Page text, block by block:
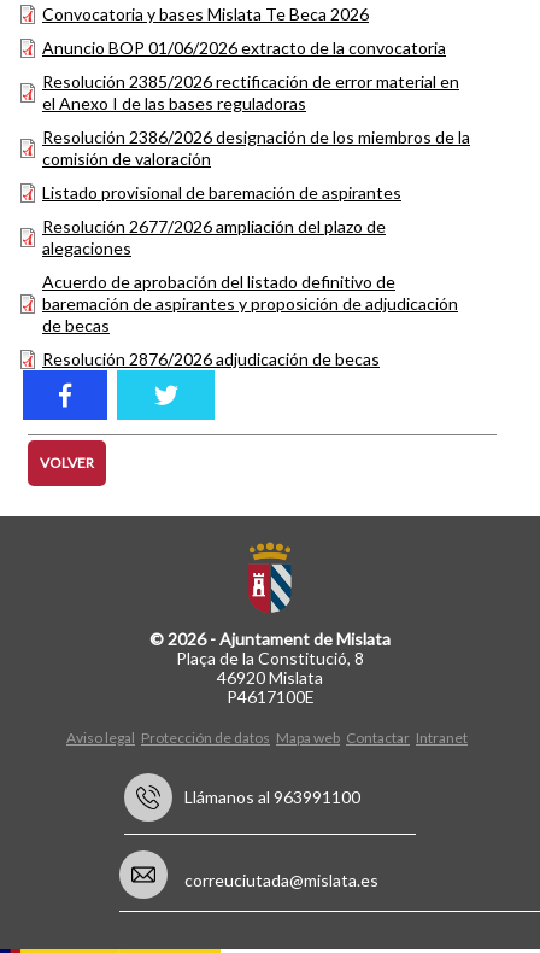
Convocatoria y bases Mislata Te Beca 2026
Anuncio BOP 01/06/2026 extracto de la convocatoria
Resolución 2385/2026 rectificación de error material en
el Anexo I de las bases reguladoras
Resolución 2386/2026 designación de los miembros de la
comisión de valoración
Listado provisional de baremación de aspirantes
Resolución 2677/2026 ampliación del plazo de
alegaciones
Acuerdo de aprobación del listado definitivo de
baremación de aspirantes y proposición de adjudicación
de becas
Resolución 2876/2026 adjudicación de becas
VOLVER
© 2026 - Ajuntament de Mislata
Plaça de la Constitució, 8
46920 Mislata
P4617100E
Aviso legal Protección de datos Mapa web Contactar Intranet
Llámanos al 963991100
correuciutada@mislata.es